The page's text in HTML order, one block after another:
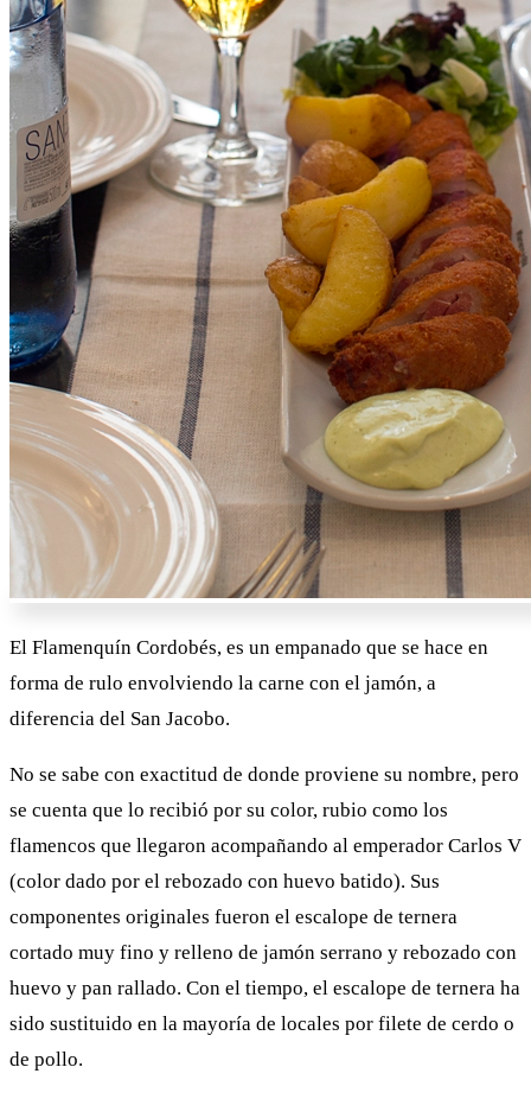
El Flamenquín Cordobés, es un empanado que se hace en
forma de rulo envolviendo la carne con el jamón, a
diferencia del San Jacobo.
No se sabe con exactitud de donde proviene su nombre, pero
se cuenta que lo recibió por su color, rubio como los
flamencos que llegaron acompañando al emperador Carlos V
(color dado por el rebozado con huevo batido). Sus
componentes originales fueron el escalope de ternera
cortado muy fino y relleno de jamón serrano y rebozado con
huevo y pan rallado. Con el tiempo, el escalope de ternera ha
sido sustituido en la mayoría de locales por filete de cerdo o
de pollo.